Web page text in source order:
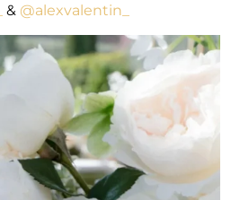
& @alexvalentin_